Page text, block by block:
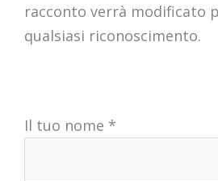
racconto verrà modificato
qualsiasi riconoscimento.
Il tuo nome *